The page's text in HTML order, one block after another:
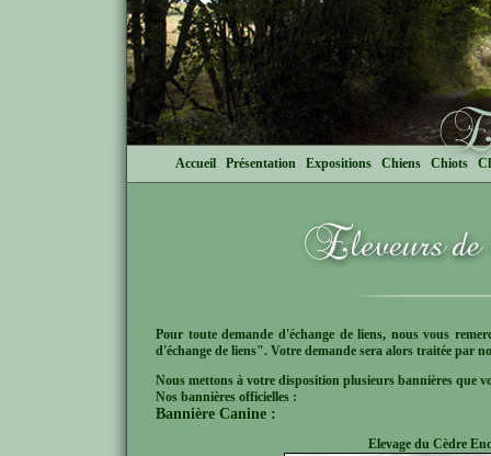
Accueil Présentation Expositions Chiens Chiots
Pour toute demande d'échange de liens, nous vous
d'échange de liens". Votre demande sera alors traitée par
Nous mettons à votre disposition plusieurs bannières que
Nos bannières officielles :
Bannière Canine :
Elevage du Cèdre